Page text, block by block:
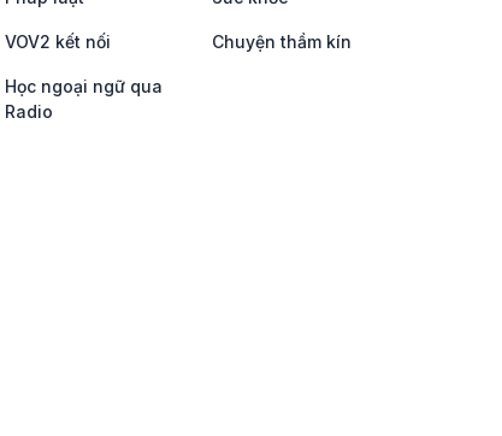
VOV2 kết nối Chuyện thầm kín
Học ngoại ngữ qua
Radio